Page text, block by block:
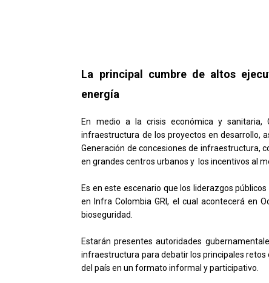
La principal cumbre de altos
energía
En medio a la crisis económica y
infraestructura de los proyectos en desarrollo,
Generación de concesiones de infraestructura,
en grandes centros urbanos y los incentivos al
Es en este escenario que los liderazgos
en Infra Colombia GRI, el cual acontecerá en
bioseguridad.
Estarán presentes autoridades
infraestructura para debatir los principales
del país en un formato informal y participativo.